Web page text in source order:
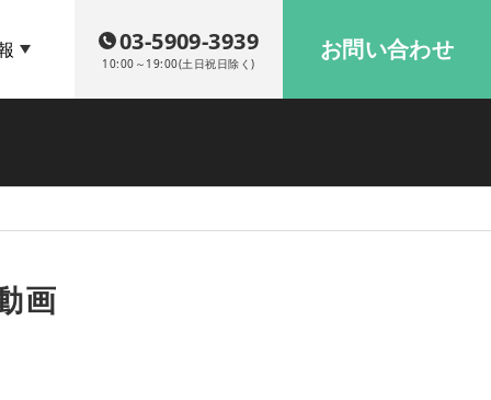
03-5909-3939
10:00～19:00(土日祝日除く) お問い合わせ
画